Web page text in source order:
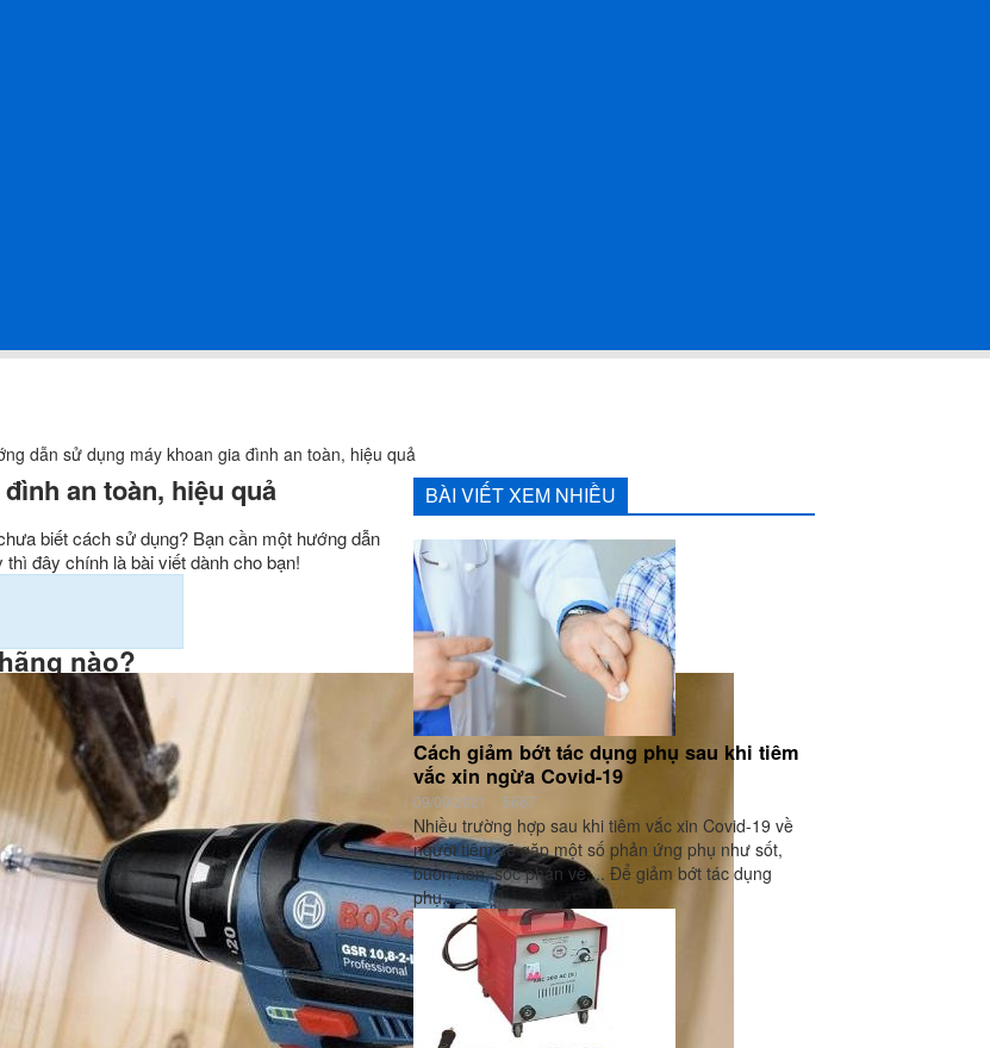
dẫn sử dụng máy khoan gia đình an toàn, hiệu quả
an toàn, hiệu quả
biết cách sử dụng? Bạn cần một hướng dẫn
đây chính là bài viết dành cho bạn!
nào?
BÀI VIẾT XEM NHIỀU
Cách giảm bớt tác dụng phụ sau khi tiêm
vắc xin ngừa Covid-19
09/09/2021 5687
Nhiều trường hợp sau khi tiêm vắc xin Covid-19 về
người tiêm sẽ gặp một số phản ứng phụ như sốt,
buồn nôn, sốc phản vệ,... Để giảm bớt tác dụng
phụ...